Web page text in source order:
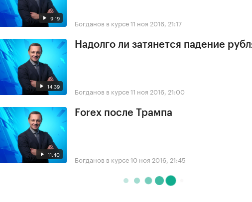
9:19 Богданов в курсе11 ноя 2016, 21:17
14:39
Надолго ли затянется падение
Богданов в курсе11 ноя 2016, 21:00
11:40
Forex после Трампа
Богданов в курсе10 ноя 2016, 21:45